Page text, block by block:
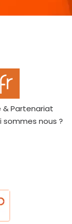
& Partenariat
sommes nous ?